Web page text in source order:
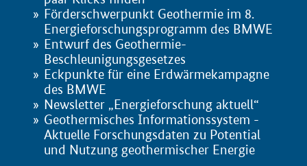
Förderschwerpunkt Geothermie im 8.
Energieforschungsprogramm des BMWE
Entwurf des Geothermie-
Beschleunigungsgesetzes
Eckpunkte für eine Erdwärmekampagne
des BMWE
Newsletter „Energieforschung aktuell“
Geothermisches Informationssystem -
Aktuelle Forschungsdaten zu Potential
und Nutzung geothermischer Energie